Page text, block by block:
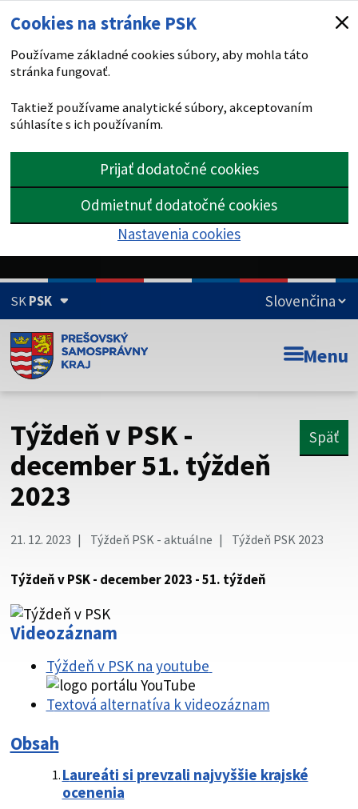
Cookies na stránke PSK
Používame základné cookies súbory, aby mohla táto
stránka fungovať.
Taktiež používame analytické súbory, akceptovaním
súhlasíte s ich používaním.
Prijať dodatočné cookies
Odmietnuť dodatočné cookies
Nastavenia cookies
SKPSK
Doména psk.sk je oficiálna
Toto je oficiálna webová stránka Prešovského
psk.sk.
Táto stránka je zabezpečená
Buďte pozorní a vždy sa uistite, že zdieľate informácie iba
cez zabezpečenú webovú stránku. Zabezpečená stránka
Menu
Týždeň v PSK -
december 51. týždeň
2023
Späť
21. 12. 2023 Týždeň PSK - aktuálne Týždeň PSK 2023
Týždeň v PSK - december 2023 - 51. týždeň
Videozáznam
Týždeň v PSK na youtube
Textová alternatíva k videozáznam
Obsah
Laureáti si prevzali najvyššie krajské
ocenenia